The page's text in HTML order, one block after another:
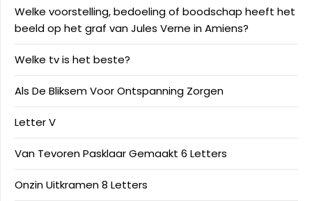
Welke voorstelling, bedoeling of boodschap heeft het
beeld op het graf van Jules Verne in Amiens?
Welke tv is het beste?
Als De Bliksem Voor Ontspanning Zorgen
Letter V
Van Tevoren Pasklaar Gemaakt 6 Letters
Onzin Uitkramen 8 Letters